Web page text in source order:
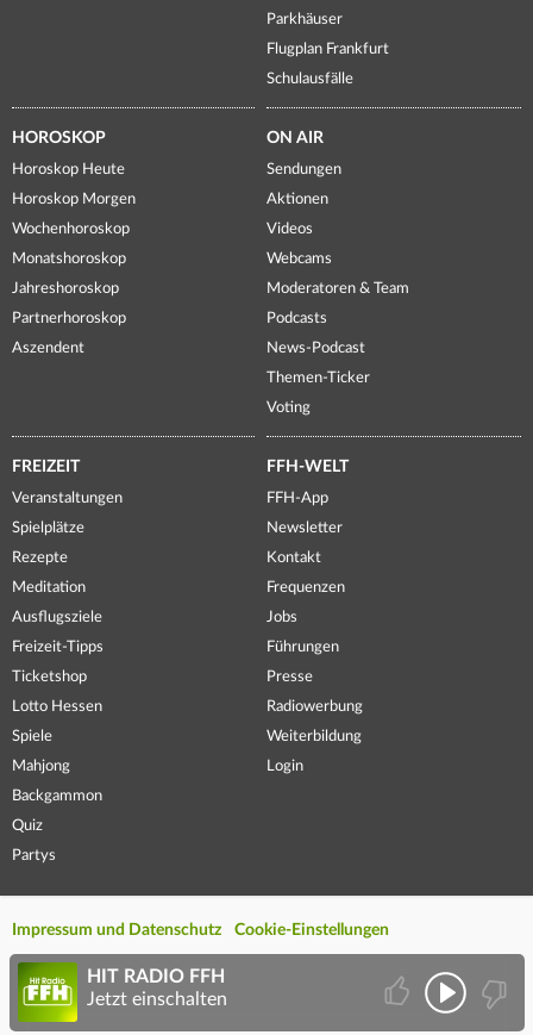
Parkhäuser
Flugplan Frankfurt
Schulausfälle
HOROSKOP
Horoskop Heute
Horoskop Morgen
Wochenhoroskop
Monatshoroskop
Jahreshoroskop
Partnerhoroskop
Aszendent
ON AIR
Sendungen
Aktionen
Videos
Webcams
Moderatoren & Team
Podcasts
News-Podcast
Themen-Ticker
Voting
FREIZEIT
Veranstaltungen
Spielplätze
Rezepte
Meditation
Ausflugsziele
Freizeit-Tipps
Ticketshop
Lotto Hessen
Spiele
Mahjong
Backgammon
Quiz
Partys
FFH-WELT
FFH-App
Newsletter
Kontakt
Frequenzen
Jobs
Führungen
Presse
Radiowerbung
Weiterbildung
Login
Impressum und Datenschutz Cookie-Einstellungen
HIT RADIO FFH
Jetzt einschalten